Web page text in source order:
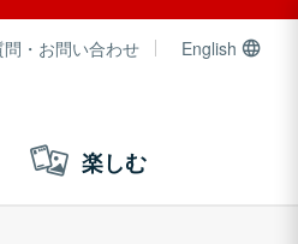
問・お問い合わせ English
楽しむ